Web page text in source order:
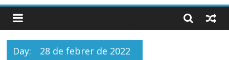
Day: 28 de febrer de 2022